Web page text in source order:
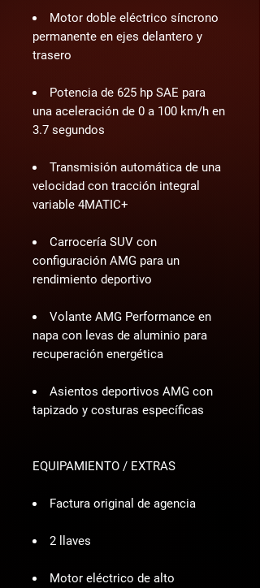
Motor doble eléctrico síncrono
permanente en ejes delantero y
trasero
Potencia de 625 hp SAE para
una aceleración de 0 a 100 km/h en
3.7 segundos
Transmisión automática de una
velocidad con tracción integral
variable 4MATIC+
Carrocería SUV con
configuración AMG para un
rendimiento deportivo
Volante AMG Performance en
napa con levas de aluminio para
recuperación energética
Asientos deportivos AMG con
tapizado y costuras específicas
EQUIPAMIENTO / EXTRAS
Factura original de agencia
2 llaves
Motor eléctrico de alto